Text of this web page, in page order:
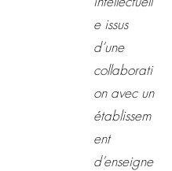
e issus
d’une
collaborati
on avec un
établissem
ent
d’enseigne